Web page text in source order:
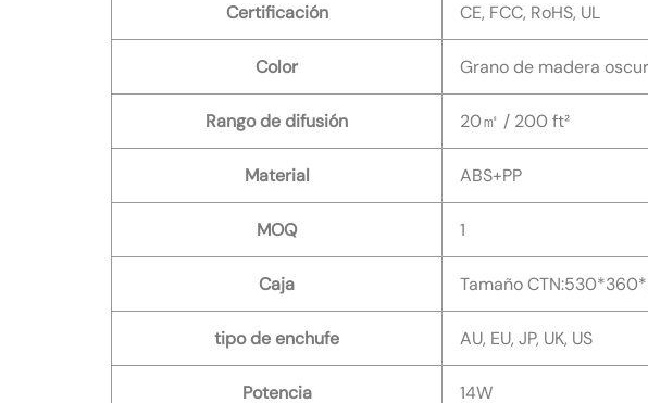
Certificación CE, FCC, RoHS, UL
Color Grano de madera
Rango de difusión 20㎡ / 200 ft²
Material ABS+PP
MOQ 1
Caja Tamaño
tipo de enchufe AU, EU, JP, UK, US
Potencia 14W